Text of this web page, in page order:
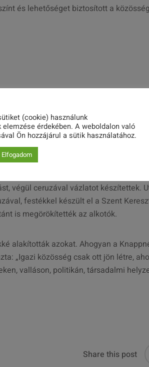
és lehetőséget biztosított a
tovább gondolt folytatásaként
különböző eszközeivel.
Molnár
melyet fotók is bemutatnak a kiállított
tagjai közös beszélgetés során
végül ceruzával vázlatot készítettek.
festékkel készült el a Szent
is megörökítették az alkotók.
alakították azokat. Ahogyan a
„Igazi közösség csak ott jön létre,
valláson, politikán, társadalmi
Share this post
(cookie) használunk
érdekében. A weboldalon való
Ön hozzájárul a sütik használatához.
Elfogadom